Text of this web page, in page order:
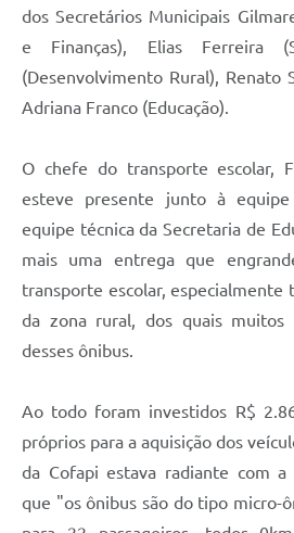
dos Secretários Municipais
e Finanças), Elias Ferreira
(Desenvolvimento Rural), Renato
Adriana Franco (Educação).
O chefe do transporte escolar,
esteve presente junto à
equipe técnica da Secretaria de
mais uma entrega que
transporte escolar, especialmente
da zona rural, dos quais muitos
desses ônibus.
Ao todo foram investidos R$
próprios para a aquisição dos
da Cofapi estava radiante com
que "os ônibus são do tipo micro-